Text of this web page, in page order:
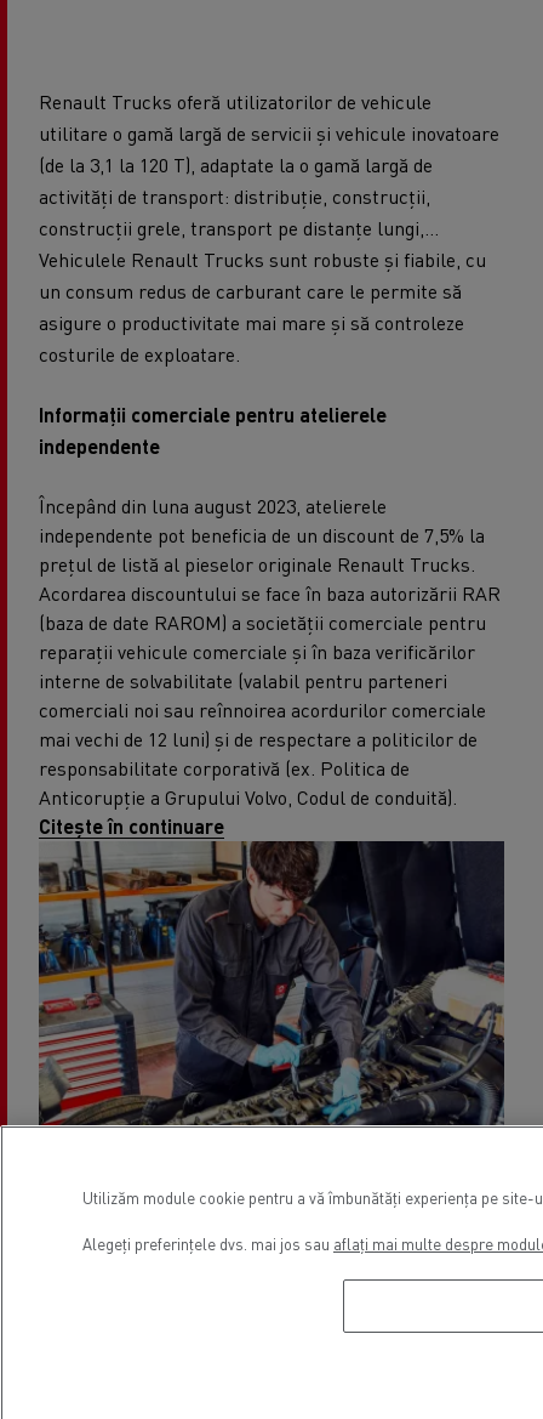
Renault Trucks oferă utilizatorilor de vehicule
utilitare o gamă largă de servicii și vehicule inovatoare
(de la 3,1 la 120 T), adaptate la o gamă largă de
activități de transport: distribuție, construcții,
construcții grele, transport pe distanțe lungi,...
Vehiculele Renault Trucks sunt robuste și fiabile, cu
un consum redus de carburant care le permite să
asigure o productivitate mai mare și să controleze
costurile de exploatare.
Informații comerciale pentru atelierele
independente
Începând din luna august 2023, atelierele
independente pot beneficia de un discount de 7,5% la
prețul de listă al pieselor originale Renault Trucks.
Acordarea discountului se face în baza autorizării RAR
(baza de date RAROM) a societății comerciale pentru
reparații vehicule comerciale și în baza verificărilor
interne de solvabilitate (valabil pentru parteneri
comerciali noi sau reînnoirea acordurilor comerciale
mai vechi de 12 luni) și de respectare a politicilor de
responsabilitate corporativă (ex. Politica de
Anticorupție a Grupului Volvo, Codul de conduită).
Citește în continuare
Utilizăm module cookie pentru a vă îmbunătăți experiența pe
Alegeți preferințele dvs. mai jos sau aflați mai multe despre